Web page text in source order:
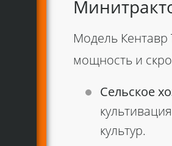
Модель Кентавр
мощность и
Сельское
культур.